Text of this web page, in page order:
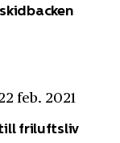
feb. 2021
till friluftsliv